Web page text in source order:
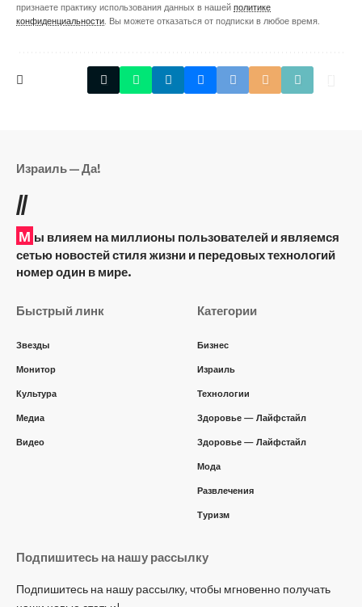
признаете практику использования данных в нашей политике
конфиденциальности . Вы можете отказаться от подписки в любое время.
Израиль — Да!
//
М ы влияем на миллионы пользователей и являемся
сетью новостей стиля жизни и передовых технологий
номер один в мире.
Быстрый линк
Звезды
Монитор
Культура
Медиа
Видео
Категории
Бизнес
Израиль
Технологии
Здоровье — Лайфстайл
Здоровье — Лайфстайл
Мода
Развлечения
Туризм
Подпишитесь на нашу рассылку
Подпишитесь на нашу рассылку, чтобы мгновенно получать